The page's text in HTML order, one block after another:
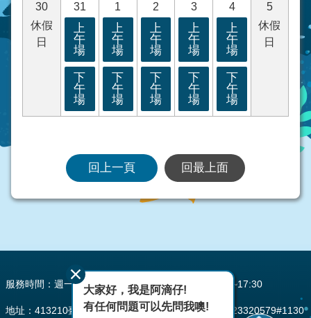
30
休假
日
31
上
午
場
下
午
場
1
上
午
場
下
午
場
2
上
午
場
下
午
場
3
上
午
場
下
午
場
4
上
午
場
下
午
場
5
休假
日
回上一頁 回最上面
服務時間：週一至週五 AM08:00~12:00 PM13:30~17:30
地址：413210臺中市霧峰區峰堤路195號 電話：(04)23320579#1130
大家好，我是阿滴仔!
有任何問題可以先問我噢!